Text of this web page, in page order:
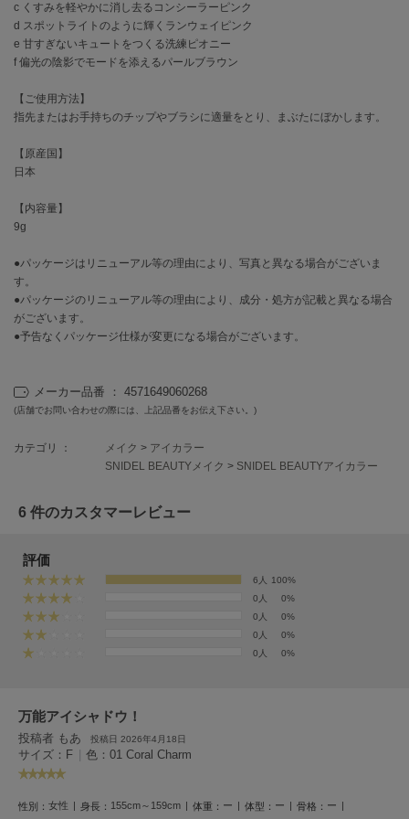
FURFUR
ファーファー
gelato pique
GELATO PIQUE CAT&DOG
gelato pique Sleep
GRAMICCI
グラミチ
HUNTER
KEEN
キーン
LAATO
ラート
le coq sportif
ルコックスポルティフ
レスポートサック
c くすみを軽やかに消し去るコンシーラーピンク
d スポットライトのように輝くランウェイピンク
e 甘すぎないキュートをつくる洗練ピオニー
f 偏光の陰影でモードを添えるパールブラウン
【ご使用方法】
指先またはお手持ちのチップやブラシに適量をとり、まぶたにぼかします。
【原産国】
日本
【内容量】
9g
●パッケージはリニューアル等の理由により、写真と異なる場合がございま
す。
●パッケージのリニューアル等の理由により、成分・処方が記載と異なる場合
がございます。
●予告なくパッケージ仕様が変更になる場合がございます。
メーカー品番 ： 4571649060268
(店舗でお問い合わせの際には、上記品番をお伝え下さい。)
カテゴリ ： メイク > アイカラー
SNIDEL BEAUTYメイク > SNIDEL BEAUTYアイカラー
6 件のカスタマーレビュー
評価
6人
100%
0人
0%
0人
0%
0人
0%
0人
0%
万能アイシャドウ！
投稿者 もあ 投稿日 2026年4月18日
サイズ：F | 色：01 Coral Charm
性別： 女性 身長： 155cm～159cm 体重： ー 体型： ー 骨格： ー